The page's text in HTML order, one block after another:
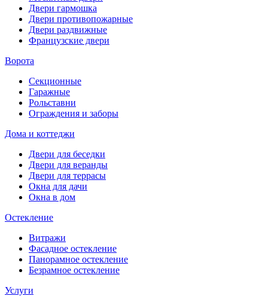
Двери гармошка
Двери противопожарные
Двери раздвижные
Французские двери
Ворота
Секционные
Гаражные
Рольставни
Ограждения и заборы
Дома и коттеджи
Двери для беседки
Двери для веранды
Двери для террасы
Окна для дачи
Окна в дом
Остекление
Витражи
Фасадное остекление
Панорамное остекление
Безрамное остекление
Услуги